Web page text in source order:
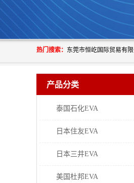
热门搜索：
产品分类
泰国石化EVA
日本住友EVA
日本三井EVA
美国杜邦EVA